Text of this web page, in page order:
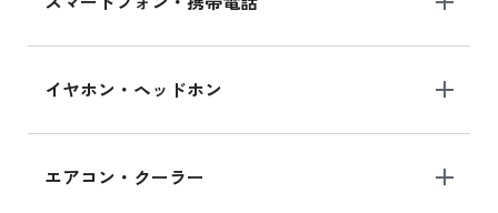
イヤホン・ヘッドホン
エアコン・クーラー